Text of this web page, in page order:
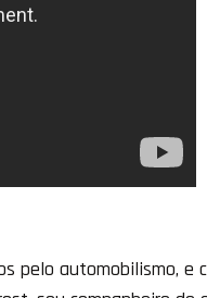
pelo automobilismo,